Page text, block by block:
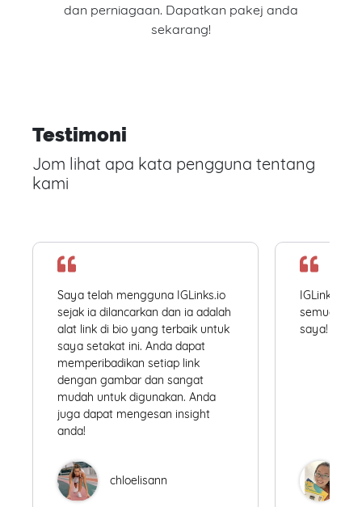
dan perniagaan. Dapatkan pakej anda
sekarang!
Testimoni
Jom lihat apa kata pengguna tentang
kami
Saya telah mengguna IGLinks.io
sejak ia dilancarkan dan ia adalah
alat link di bio yang terbaik untuk
saya setakat ini. Anda dapat
memperibadikan setiap link
dengan gambar dan sangat
mudah untuk digunakan. Anda
juga dapat mengesan insight
anda!
chloelisann
IGLinks.io
semua
saya!